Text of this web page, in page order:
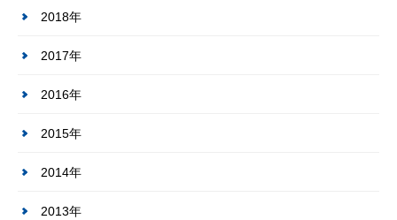
2018年
2017年
2016年
2015年
2014年
2013年